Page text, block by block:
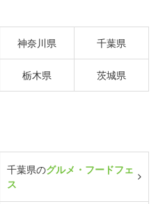
神奈川県 千葉県
栃木県 茨城県
千葉県のグルメ・フードフェ
ス